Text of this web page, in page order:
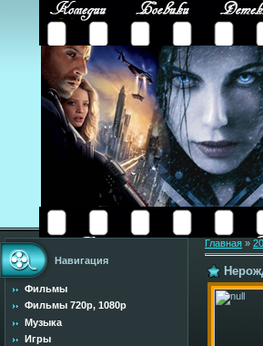
Навигация
Фильмы
Фильмы 720p, 1080p
Музыка
Игры
Главная »